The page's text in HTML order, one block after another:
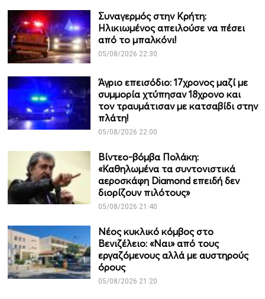
Συναγερμός στην Κρήτη:
Ηλικιωμένος απειλούσε να πέσει
από το μπαλκόνι!
05/08/2026 22:30
Άγριο επεισόδιο: 17χρονος μαζί με
συμμορία χτύπησαν 18χρονο και
τον τραυμάτισαν με κατσαβίδι στην
πλάτη!
05/08/2026 22:00
Βίντεο-βόμβα Πολάκη:
«Καθηλωμένα τα συντονιστικά
αεροσκάφη Diamond επειδή δεν
διορίζουν πιλότους»
05/08/2026 21:40
Νέος κυκλικό κόμβος στο
Βενιζέλειο: «Ναι» από τους
εργαζόμενους αλλά με αυστηρούς
όρους
05/08/2026 21:20